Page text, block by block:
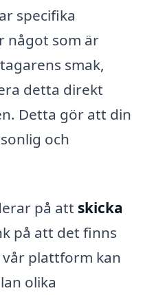
specifika
något som är
smak,
detta direkt
Detta gör att din
och
på att skicka
på att det finns
plattform kan
olika